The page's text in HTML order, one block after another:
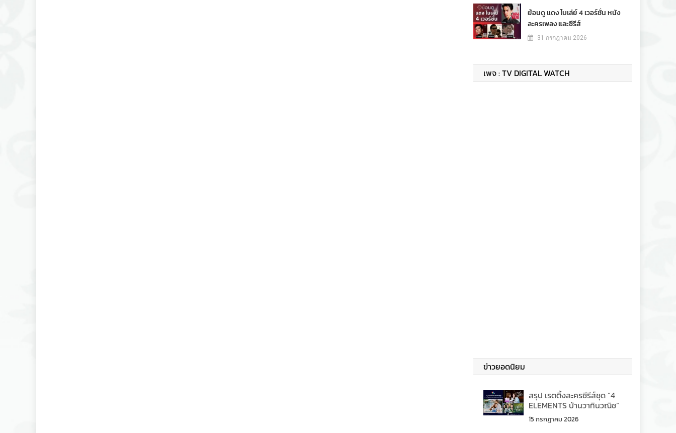
ย้อนดู แดง ไบเล่ย์ 4 เวอร์ชั่น หนัง
ละครเพลง และซีรีส์
31 กรกฎาคม 2026
เพจ : TV DIGITAL WATCH
ข่าวยอดนิยม
สรุป เรตติ้งละครซีรีส์ชุด “4
ELEMENTS บ้านวาทินวณิช”
15 กรกฎาคม 2026